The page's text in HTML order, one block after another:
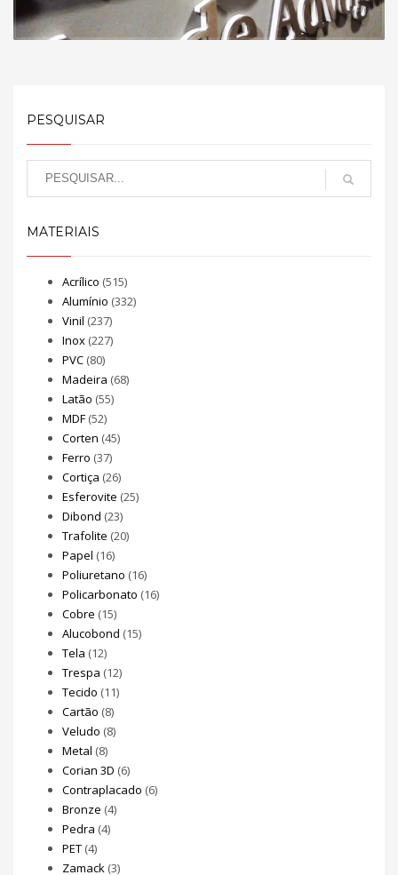
PESQUISAR
MATERIAIS
Acrílico (515)
Alumínio (332)
Vinil (237)
Inox (227)
PVC (80)
Madeira (68)
Latão (55)
MDF (52)
Corten (45)
Ferro (37)
Cortiça (26)
Esferovite (25)
Dibond (23)
Trafolite (20)
Papel (16)
Poliuretano (16)
Policarbonato (16)
Cobre (15)
Alucobond (15)
Tela (12)
Trespa (12)
Tecido (11)
Cartão (8)
Veludo (8)
Metal (8)
Corian 3D (6)
Contraplacado (6)
Bronze (4)
Pedra (4)
PET (4)
Zamack (3)